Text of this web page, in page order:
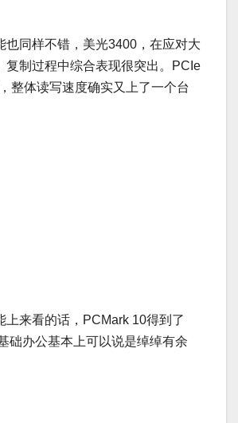
也同样不错，美光3400，在应对大
复制过程中综合表现很突出。PCIe
整体读写速度确实又上了一个台
上来看的话，PCMark 10得到了
础办公基本上可以说是绰绰有余